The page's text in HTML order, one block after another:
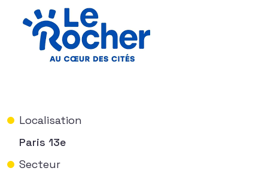
Localisation
Paris 13e
Secteur